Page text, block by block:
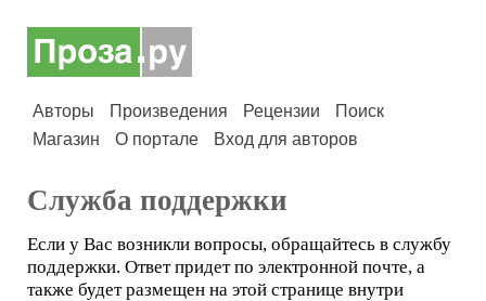
Авторы Произведения Рецензии
Поиск
Магазин
О портале Вход для авторов
Служба поддержки
Если у Вас возникли вопросы, обращайтесь в службу
поддержки. Ответ придет по электронной почте, а
также будет размещен на этой странице внутри